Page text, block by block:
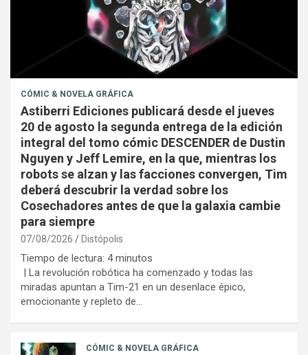
CÓMIC & NOVELA GRÁFICA
Astiberri Ediciones publicará desde el jueves
20 de agosto la segunda entrega de la edición
integral del tomo cómic DESCENDER de Dustin
Nguyen y Jeff Lemire, en la que, mientras los
robots se alzan y las facciones convergen, Tim
deberá descubrir la verdad sobre los
Cosechadores antes de que la galaxia cambie
para siempre
07/08/2026 Distópolis
Tiempo de lectura: 4 minutos
| La revolución robótica ha comenzado y todas las
miradas apuntan a Tim-21 en un desenlace épico,
emocionante y repleto de…
CÓMIC & NOVELA GRÁFICA